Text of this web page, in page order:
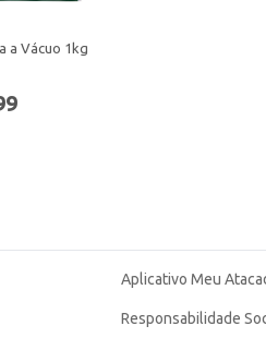
a Vácuo 1kg
Aplicativo Meu
Responsabilidade